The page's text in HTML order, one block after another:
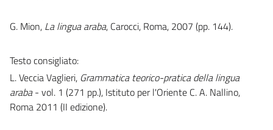
G. Mion, La lingua araba, Carocci, Roma, 2007 (pp. 144).
Testo consigliato:
L. Veccia Vaglieri, Grammatica teorico-pratica della lingua
araba- vol. 1 (271 pp.), Istituto per l'Oriente C. A. Nallino,
Roma 2011 (II edizione).